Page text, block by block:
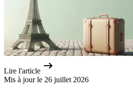
Lire l'article
Mis à jour le 26 juillet 2026